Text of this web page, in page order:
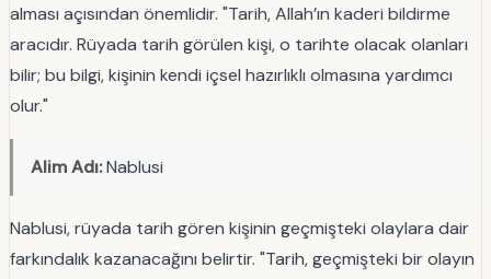
alması açısından önemlidir. "Tarih, Allah’ın kaderi bildirme
aracıdır. Rüyada tarih görülen kişi, o tarihte olacak olanları
bilir; bu bilgi, kişinin kendi içsel hazırlıklı olmasına yardımcı
olur."
Alim Adı:Nablusi
Nablusi, rüyada tarih gören kişinin geçmişteki olaylara dair
farkındalık kazanacağını belirtir. "Tarih, geçmişteki bir olayın